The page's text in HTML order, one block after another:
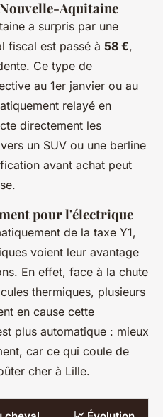
Aquitaine
a surpris par une
fiscal est passé à 58 €,
Ce type de
au 1er janvier ou au
relayé en
directement les
un SUV ou une berline
avant achat peut
pour l'électrique
de la taxe Y1,
voient leur avantage
En effet, face à la chute
thermiques, plusieurs
en cause cette
plus automatique : mieux
car ce qui coule de
cher à Lille.